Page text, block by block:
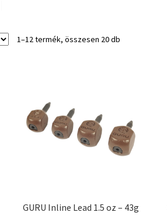
1–12 termék, összesen 20 db
GURU Inline Lead 1.5 oz – 43g